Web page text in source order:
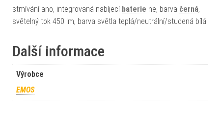
stmívání ano, integrovaná nabíjecí baterie ne, barva černá,
světelný tok 450 lm, barva světla teplá/neutrální/studená bílá
Další informace
Výrobce
EMOS